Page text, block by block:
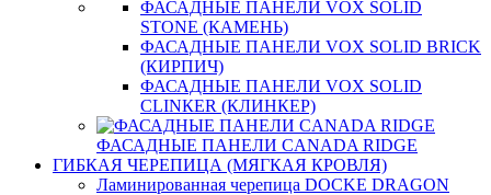
ФАСАДНЫЕ ПАНЕЛИ VOX SOLID
STONE (КАМЕНЬ)
ФАСАДНЫЕ ПАНЕЛИ VOX SOLID BRICK
(КИРПИЧ)
ФАСАДНЫЕ ПАНЕЛИ VOX SOLID
CLINКER (КЛИНКЕР)
ФАСАДНЫЕ ПАНЕЛИ CANADA RIDGE
ГИБКАЯ ЧЕРЕПИЦА (МЯГКАЯ КРОВЛЯ)
Ламинированная черепица DOCKE DRAGON